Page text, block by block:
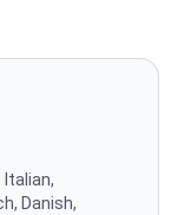
Italian,
Danish,